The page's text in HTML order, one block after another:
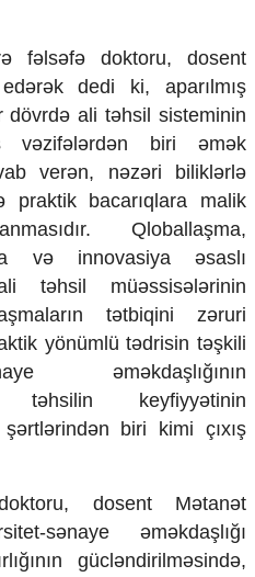
fəlsəfə doktoru, dosent
dedi ki, aparılmış
ali təhsil sisteminin
vəzifələrdən biri əmək
verən, nəzəri biliklərlə
praktik bacarıqlara malik
Qloballaşma,
və innovasiya əsaslı
təhsil müəssisələrinin
tətbiqini zəruri
yönümlü tədrisin təşkili
əməkdaşlığının
təhsilin keyfiyyətinin
biri kimi çıxış
dosent Mətanət
sənaye əməkdaşlığı
gücləndirilməsində,